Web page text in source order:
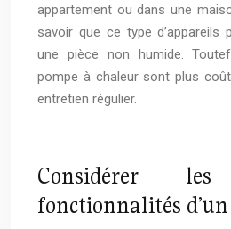
appartement ou dans une
savoir que ce type d’appareils
une pièce non humide.
pompe à chaleur sont plus
entretien régulier.
Considérer les
fonctionnalités